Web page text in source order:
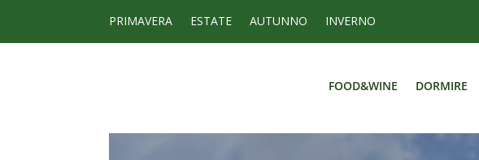
PRIMAVERA ESTATE AUTUNNO INVERNO
FOOD&WINE DORMIRE